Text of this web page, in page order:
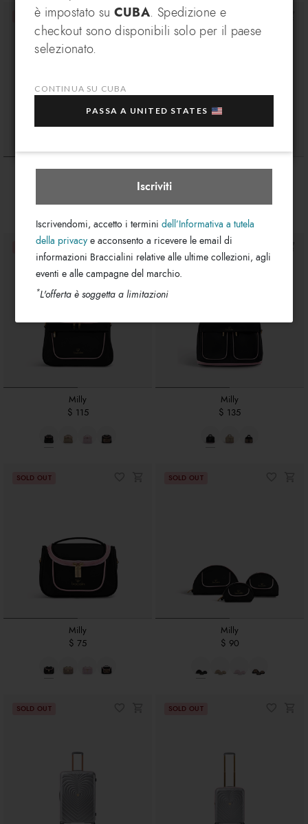
Queen
Queen
Milly
$ 115
Milly
$ 135
Milly
$ 75
Milly
$ 90
In che paese desideri spedire?
Seleziona boutique Cuba
VANTAGGIO ESCLUSIVO
Iscriviti alla nostra newsletter, subito per te un
Iscriviti
Iscrivendomi, accetto i terminidell’Informativa a tutela
della privacy e acconsento a ricevere le email di
informazioni Braccialini relative alle ultime collezioni, agli
eventi e alle campagne del marchio.
*L'offerta è soggetta a limitazioni
è impostato su CUBA. Spedizione e
checkout sono disponibili solo per il paese
selezionato.
CONTINUA SU CUBA
PASSA A UNITED STATES